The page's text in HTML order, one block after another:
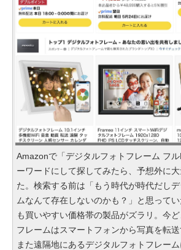
Amazonで「デジタルフォトフレーム フ
ーワードにして探してみたら、予想外に
た。検索する前は「もう時代が時代だし
ムなんて存在しないのかも？」と思って
も買いやすい価格帯の製品がズラリ。今
フレームはスマートフォンから写真を転送
また遠隔地にあるデジタルフォトフレー